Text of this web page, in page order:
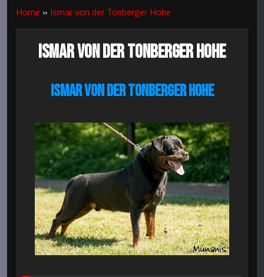
Home » Ismar von der Tonberger Hohe
ISMAR VON DER TONBERGER HOHE
ISMAR VON DER TONBERGER HOHE